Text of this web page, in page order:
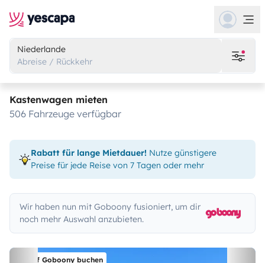
Niederlande
Abreise / Rückkehr
Kastenwagen mieten
506 Fahrzeuge verfügbar
Rabatt für lange Mietdauer! Nutze günstigere
Preise für jede Reise von 7 Tagen oder mehr
Wir haben nun mit Goboony fusioniert, um dir
noch mehr Auswahl anzubieten.
Auf Goboony buchen